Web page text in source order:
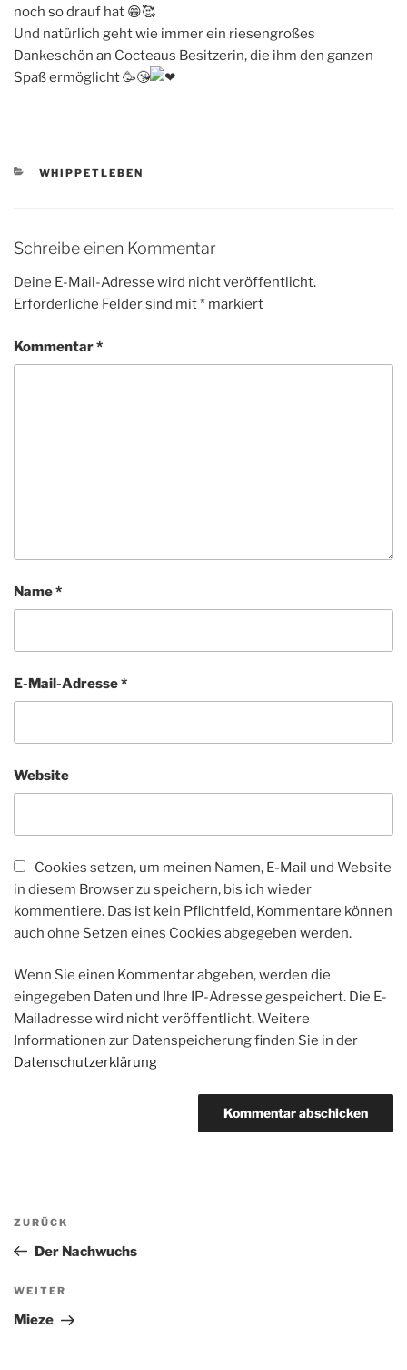
noch so drauf hat 😁🥰
Und natürlich geht wie immer ein riesengroßes
Dankeschön an Cocteaus Besitzerin, die ihm den ganzen
Spaß ermöglicht 🥳😘
KATEGORIEN
WHIPPETLEBEN
Schreibe einen Kommentar
Deine E-Mail-Adresse wird nicht veröffentlicht.
Erforderliche Felder sind mit* markiert
Kommentar*
Name*
E-Mail-Adresse*
Website
Cookies setzen, um meinen Namen, E-Mail und Website
in diesem Browser zu speichern, bis ich wieder
kommentiere. Das ist kein Pflichtfeld, Kommentare können
auch ohne Setzen eines Cookies abgegeben werden.
Wenn Sie einen Kommentar abgeben, werden die
eingegeben Daten und Ihre IP-Adresse gespeichert. Die E-
Mailadresse wird nicht veröffentlicht. Weitere
Informationen zur Datenspeicherung finden Sie in der
Datenschutzerklärung
Beitragsnavigation
Vorheriger
Beitrag
ZURÜCK
Der Nachwuchs
Nächster
Beitrag
WEITER
Mieze